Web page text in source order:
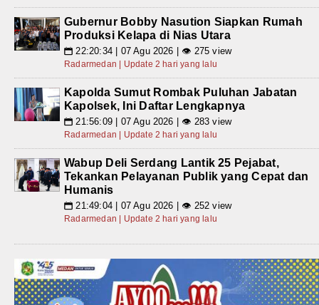
Gubernur Bobby Nasution Siapkan Rumah
Produksi Kelapa di Nias Utara
📅 22:20:34 | 07 Agu 2026 | 👁 275 view
Radarmedan | Update 2 hari yang lalu
Kapolda Sumut Rombak Puluhan Jabatan
Kapolsek, Ini Daftar Lengkapnya
📅 21:56:09 | 07 Agu 2026 | 👁 283 view
Radarmedan | Update 2 hari yang lalu
Wabup Deli Serdang Lantik 25 Pejabat,
Tekankan Pelayanan Publik yang Cepat dan
Humanis
📅 21:49:04 | 07 Agu 2026 | 👁 252 view
Radarmedan | Update 2 hari yang lalu